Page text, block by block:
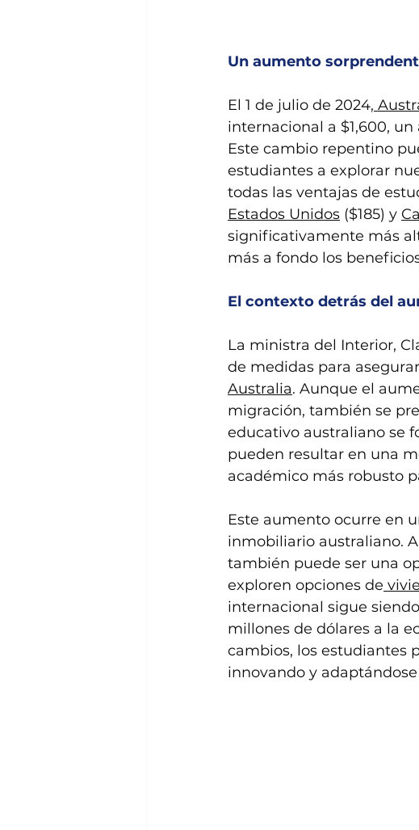
Un aumento
El 1 de julio de 2024,
internacional a $1,600,
Este cambio repentino
estudiantes a explorar
todas las ventajas de
Estados Unidos ($185) y
significativamente más
más a fondo los
El contexto detrás del
La ministra del Interior,
de medidas para
Australia. Aunque el
migración, también se
educativo australiano se
pueden resultar en una
académico más robusto
Este aumento ocurre en
inmobiliario australiano.
también puede ser una
exploren opciones de
internacional sigue
millones de dólares a la
cambios, los estudiantes
innovando y